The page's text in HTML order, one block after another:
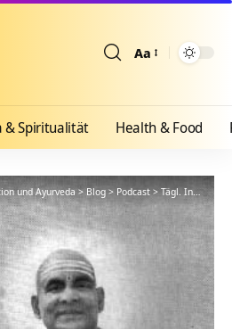
Aa
& Spiritualität Health & Food
und Ayurveda>Blog > Podcast >Tägl. Inspiration